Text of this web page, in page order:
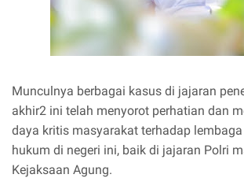
Munculnya berbagai kasus di jajaran
akhir2 ini telah menyorot perhatian dan
daya kritis masyarakat terhadap
hukum di negeri ini, baik di jajaran Polri
Kejaksaan Agung.